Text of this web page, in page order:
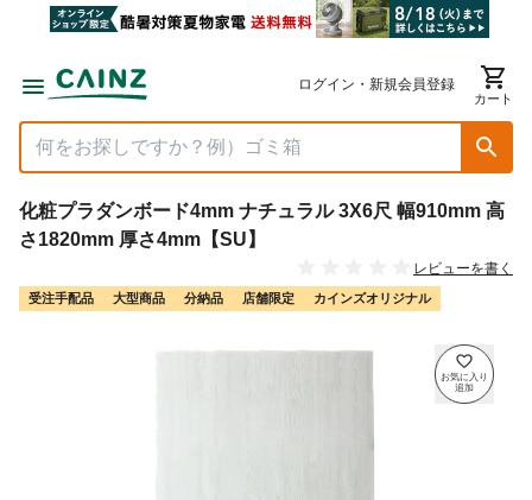
ログイン・新規会員登録
カート
化粧プラダンボード4mm ナチュラル 3X6尺 幅910mm 高
さ1820mm 厚さ4mm【SU】
レビューを書く
受注手配品 大型商品 分納品 店舗限定 カインズオリジナル